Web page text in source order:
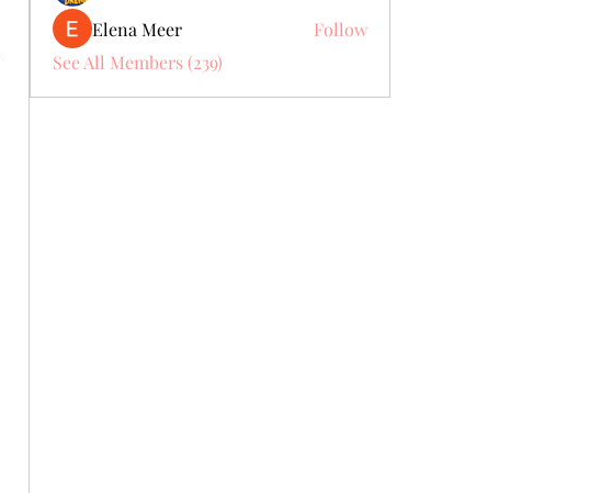
Elena Meer
Follow
See All Members (239)